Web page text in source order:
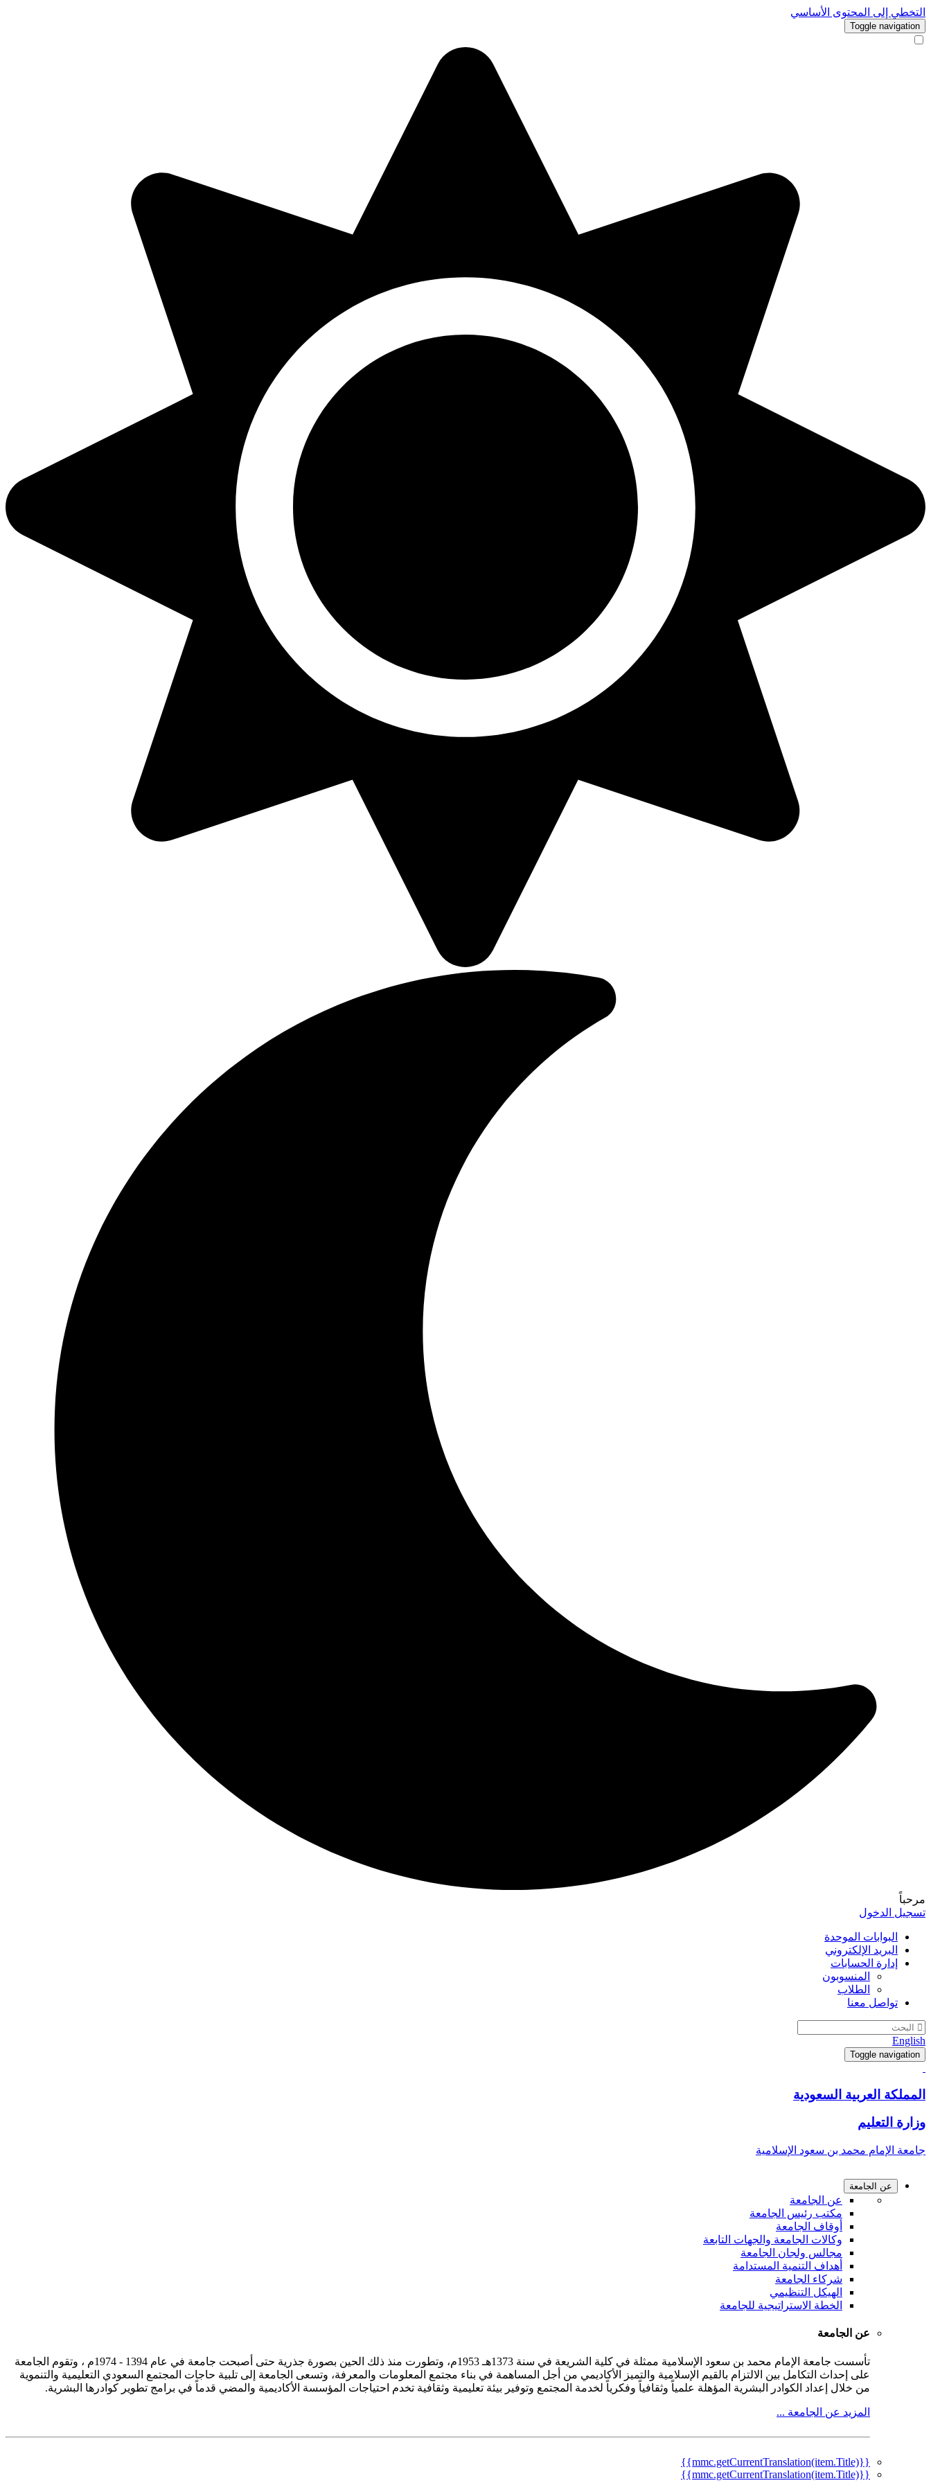
التخطي إلى المحتوى الأساسي
Toggle navigation
مرحباً
تسجيل الدخول
البوابات الموحدة
البريد الإلكتروني
إدارة الحسابات
المنسوبون
الطلاب
تواصل معنا
English
Toggle navigation
المملكة العربية السعودية
وزارة التعليم
جامعة الإمام محمد بن سعود الإسلامية
عن الجامعة
عن الجامعة
مكتب رئيس الجامعة
أوقاف الجامعة
وكالات الجامعة والجهات التابعة
مجالس ولجان الجامعة
أهداف التنمية المستدامة
شركاء الجامعة
الهيكل التنظيمي
الخطة الاستراتيجية للجامعة
عن الجامعة
تأسست جامعة الإمام محمد بن سعود الإسلامية ممثلة في كلية الشريعة في سنة 1373هـ 1953م، وتطورت منذ ذلك الحين بصورة جذرية حتى أصبحت جامعة في عام 1394 - 1974م ، وتقوم الجامعة
على إحداث التكامل بين الالتزام بالقيم الإسلامية والتميز الأكاديمي من أجل المساهمة في بناء مجتمع المعلومات والمعرفة، وتسعى الجامعة إلى تلبية حاجات المجتمع السعودي التعليمية والتنموية
من خلال إعداد الكوادر البشرية المؤهلة علمياً وثقافياً وفكرياً لخدمة المجتمع وتوفير بيئة تعليمية وثقافية تخدم احتياجات المؤسسة الأكاديمية والمضي قدماً في برامج تطوير كوادرها البشرية.
المزيد عن الجامعة ...
{{mmc.getCurrentTranslation(item.Title)}}
{{mmc.getCurrentTranslation(item.Title)}}